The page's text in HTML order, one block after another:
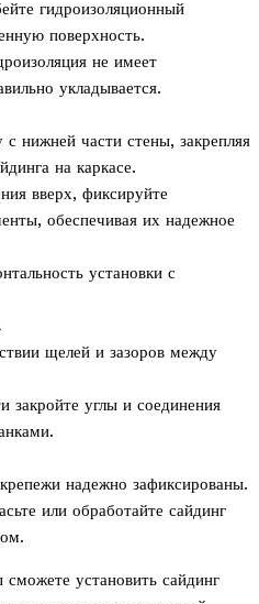
гидроизоляционный
поверхность.
не имеет
укладывается.
с нижней части стены, закрепляя
на каркасе.
вверх, фиксируйте
обеспечивая их надежное
установки с
щелей и зазоров между
закройте углы и соединения
надежно зафиксированы.
или обработайте сайдинг
установить сайдинг